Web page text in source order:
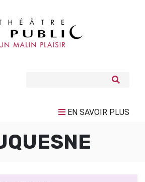
EN SAVOIR PLUS